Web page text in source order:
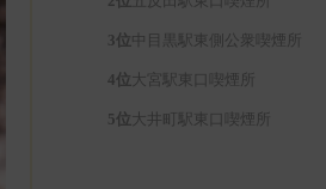
中目黒駅東側公衆喫煙所
大宮駅東口喫煙所
大井町駅東口喫煙所